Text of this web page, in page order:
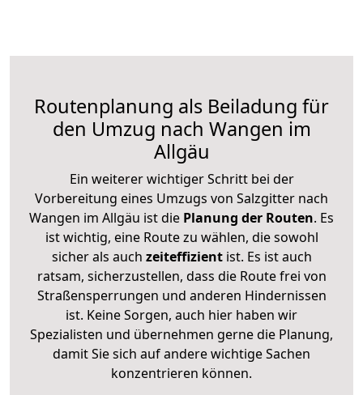
Routenplanung als Beiladung für
den Umzug nach Wangen im
Allgäu
Ein weiterer wichtiger Schritt bei der
Vorbereitung eines Umzugs von Salzgitter nach
Wangen im Allgäu ist die Planung der Routen. Es
ist wichtig, eine Route zu wählen, die sowohl
sicher als auch zeiteffizientist. Es ist auch
ratsam, sicherzustellen, dass die Route frei von
Straßensperrungen und anderen Hindernissen
ist. Keine Sorgen, auch hier haben wir
Spezialisten und übernehmen gerne die Planung,
damit Sie sich auf andere wichtige Sachen
konzentrieren können.